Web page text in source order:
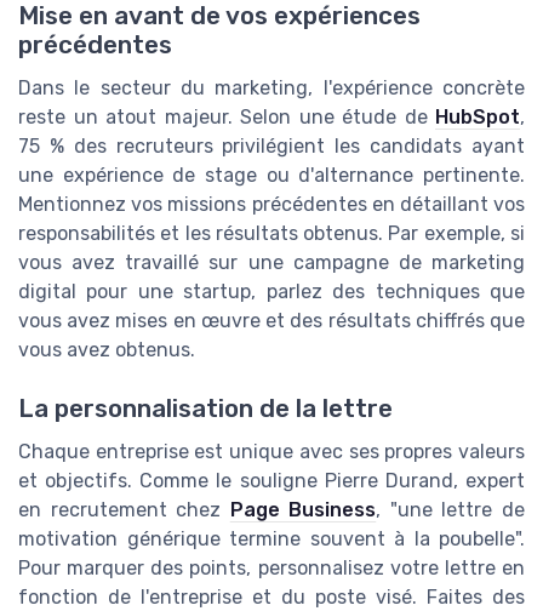
Mise en avant de vos expériences
précédentes
Dans le secteur du marketing, l'expérience concrète
reste un atout majeur. Selon une étude de HubSpot,
75 % des recruteurs privilégient les candidats ayant
une expérience de stage ou d'alternance pertinente.
Mentionnez vos missions précédentes en détaillant vos
responsabilités et les résultats obtenus. Par exemple, si
vous avez travaillé sur une campagne de marketing
digital pour une startup, parlez des techniques que
vous avez mises en œuvre et des résultats chiffrés que
vous avez obtenus.
La personnalisation de la lettre
Chaque entreprise est unique avec ses propres valeurs
et objectifs. Comme le souligne Pierre Durand, expert
en recrutement chez
Page Business, "une lettre de
motivation générique termine souvent à la poubelle".
Pour marquer des points, personnalisez votre lettre en
fonction de l'entreprise et du poste visé. Faites des